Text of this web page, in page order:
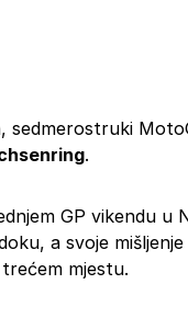
sedmerostruki
.
GP vikendu u
a svoje
mjestu.